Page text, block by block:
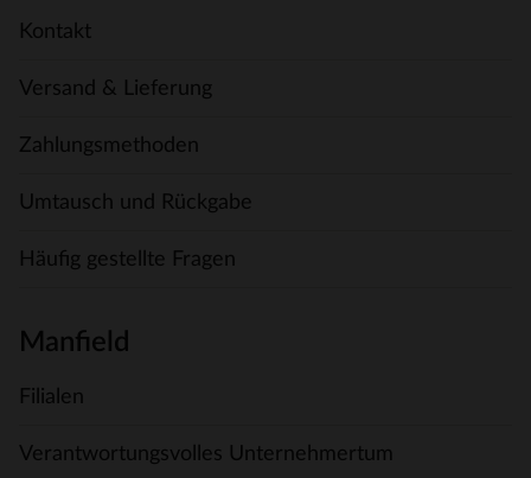
Kontakt
Versand & Lieferung
Zahlungsmethoden
Umtausch und Rückgabe
Häufig gestellte Fragen
Manfield
Filialen
Verantwortungsvolles Unternehmertum